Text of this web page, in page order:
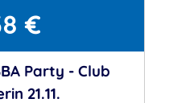
€
Party - Club
21.11.